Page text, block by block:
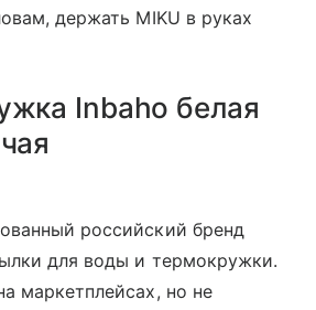
держать MIKU в руках
Inbaho белая
российский бренд
для воды и термокружки.
маркетплейсах, но не